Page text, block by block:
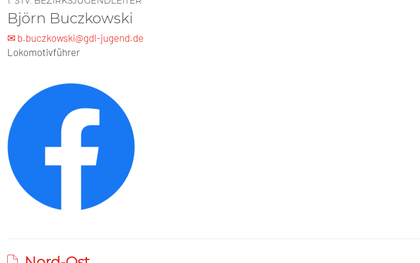
Björn Buczkowski
✉ b.buczkowski@gdl-jugend.de
Lokomotivführer